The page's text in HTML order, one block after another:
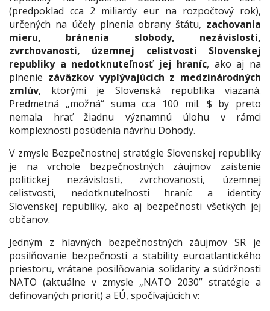
(predpoklad cca 2 miliardy eur na rozpočtový rok),
určených na účely plnenia obrany štátu, zachovania
mieru, bránenia slobody, nezávislosti,
zvrchovanosti, územnej celistvosti Slovenskej
republiky a nedotknuteľnosť jej hraníc, ako aj na
plnenie záväzkov vyplývajúcich z medzinárodných
zmlúv, ktorými je Slovenská republika viazaná.
Predmetná „možná“ suma cca 100 mil. $ by preto
nemala hrať žiadnu významnú úlohu v rámci
komplexnosti posúdenia návrhu Dohody.
V zmysle Bezpečnostnej stratégie Slovenskej republiky
je na vrchole bezpečnostných záujmov zaistenie
politickej nezávislosti, zvrchovanosti, územnej
celistvosti, nedotknuteľnosti hraníc a identity
Slovenskej republiky, ako aj bezpečnosti všetkých jej
občanov.
Jedným z hlavných bezpečnostných záujmov SR je
posilňovanie bezpečnosti a stability euroatlantického
priestoru, vrátane posilňovania solidarity a súdržnosti
NATO (aktuálne v zmysle „NATO 2030” stratégie a
definovaných priorít) a EÚ, spočívajúcich v: